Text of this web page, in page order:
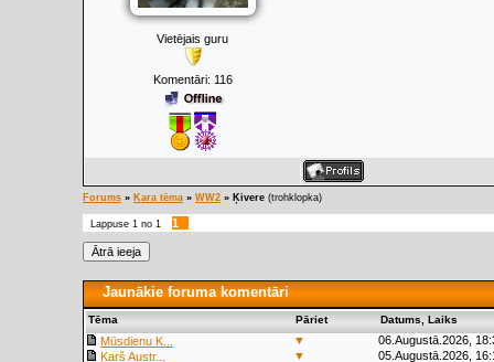
Vietējais guru
Komentāri: 116
Forums » Kara tēma » WW2 » Ķivere (trohklopka)
Lappuse 1 no 1 1
Jaunākie foruma komentāri
Tēma Pāriet Datums, Laiks
Mūsdienu K... ▼
06.Augustā.2026,
Karš Austr...
▼
05.Augustā.2026,